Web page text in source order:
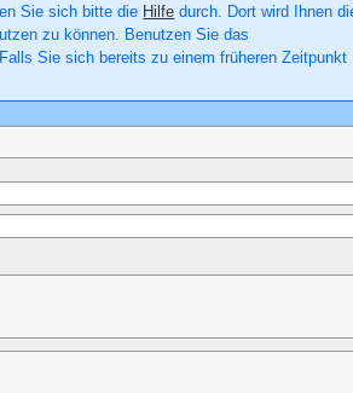
Sie sich bitte die Hilfe durch. Dort wird Ihnen
zu können. Benutzen Sie das
Sie sich bereits zu einem früheren Zeitpunkt